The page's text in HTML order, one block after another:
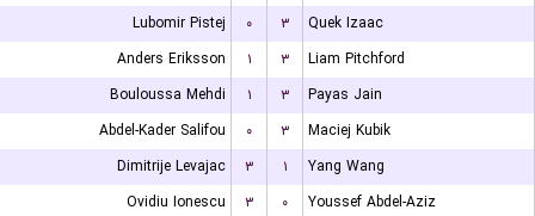
Lubomir Pistej
۰ ۳
Quek Izaac
Anders Eriksson
۱ ۳
Liam Pitchford
Bouloussa Mehdi
۱ ۳
Payas Jain
Abdel-Kader Salifou
۰ ۳
Maciej Kubik
Dimitrije Levajac
۳ ۱
Yang Wang
Ovidiu Ionescu
۳ ۰
Youssef Abdel-Aziz